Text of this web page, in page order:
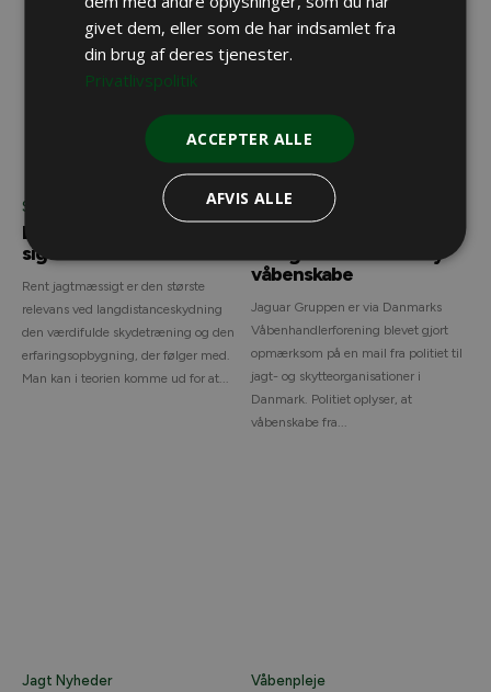
Skydning
Lange skudhold – hvilken
sigtekikkert?
Rent jagtmæssigt er den største
relevans ved langdistanceskydning
den værdifulde skydetræning og den
erfaringsopbygning, der følger med.
Man kan i teorien komme ud for at...
Danske nyheder
tilbagekalder Hornady
våbenskabe
Jaguar Gruppen er via Danmarks
Våbenhandlerforening blevet gjort
opmærksom på en mail fra politiet til
jagt- og skytteorganisationer i
Danmark. Politiet oplyser, at
våbenskabe fra...
Jagt Nyheder Våbenpleje
givet dem, eller som de har indsamlet fra
din brug af deres tjenester.
Privatlivspolitik
ACCEPTER ALLE
AFVIS ALLE